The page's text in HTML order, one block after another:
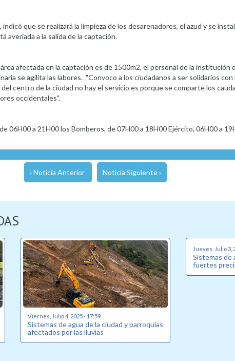
que se realizará la limpieza de los desarenadores, el azud y se
averiada a la salida de la captación.
afectada en la captación es de 1500m2, el personal de la
se agilita las labores. "Convoco a los ciudadanos a ser solidarios
centro de la ciudad no hay el servicio es porque se comparte los
occidentales".
06H00 a 21H00 los Bomberos, de 07H00 a 18H00 Ejército, 06H00 a
‹ Noticia Anterior Noticia Siguiente ›
Viernes, Julio 4, 2025 - 17:59
Sistemas de agua de la ciudad y parroquias
afectados por las lluvias
Jueves, Julio 3,
Sistemas de
fuertes